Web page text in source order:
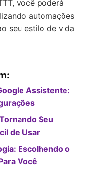
você poderá
automações
seu estilo de vida
Assistente:
Seu
de Usar
Escolhendo o
Você